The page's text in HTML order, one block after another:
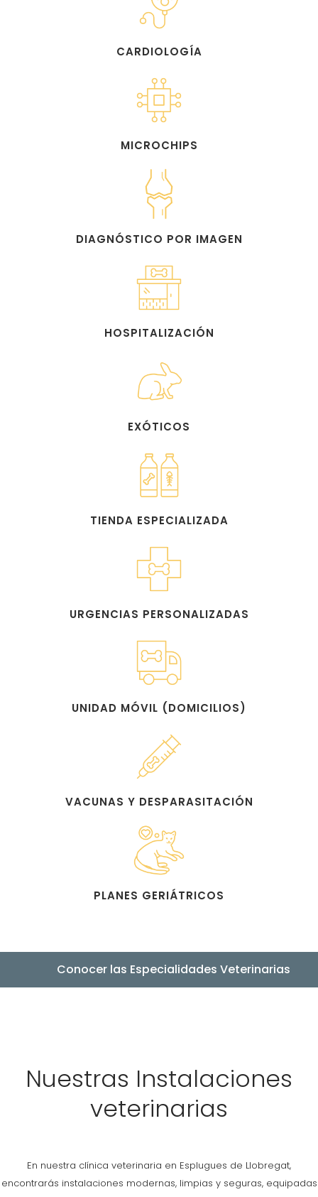
CARDIOLOGÍA
MICROCHIPS
DIAGNÓSTICO POR IMAGEN
HOSPITALIZACIÓN
EXÓTICOS
TIENDA ESPECIALIZADA
URGENCIAS PERSONALIZADAS
UNIDAD MÓVIL (DOMICILIOS)
VACUNAS Y DESPARASITACIÓN
PLANES GERIÁTRICOS
Conocer las Especialidades Veterinarias
Nuestras Instalaciones
veterinarias
En nuestra clínica veterinaria en Esplugues de Llobregat,
encontrarás instalaciones modernas, limpias y seguras, equipadas